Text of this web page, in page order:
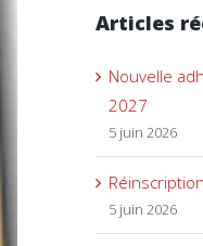
Articles
Nouvelle
2027
5 juin 2026
5 juin 2026